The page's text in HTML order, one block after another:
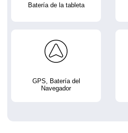
Batería de la tableta
GPS, Batería del
Navegador